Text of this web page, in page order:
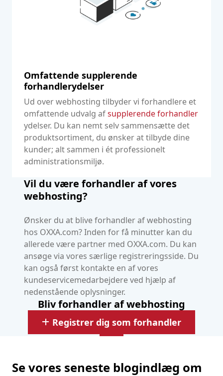
Omfattende supplerende
forhandlerydelser
Ud over webhosting tilbyder vi forhandlere et
omfattende udvalg afsupplerende forhandler
ydelser. Du kan nemt selv sammensætte det
produktsortiment, du ønsker at tilbyde dine
kunder; alt sammen i ét professionelt
administrationsmiljø.
Vil du være forhandler af vores
webhosting?
Ønsker du at blive forhandler af webhosting
hos OXXA.com? Inden for få minutter kan du
allerede være partner med OXXA.com. Du kan
ansøge via vores særlige registreringsside. Du
kan også først kontakte en af vores
kundeservicemedarbejdere ved hjælp af
nedenstående oplysninger.
Bliv forhandler af webhosting
Registrer dig som forhandler
Se vores seneste blogindlæg om